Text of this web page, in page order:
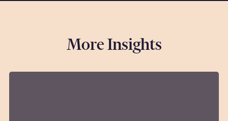
More Insights